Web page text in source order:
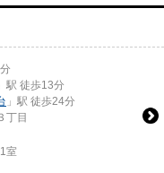
」駅 徒歩13分
」駅 徒歩24分
丁目
1室